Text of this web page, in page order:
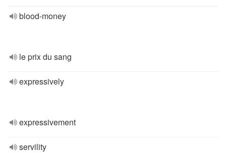
blood-money
le prix du sang
expressively
expressivement
servility